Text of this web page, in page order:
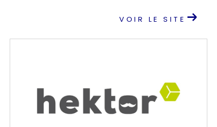
VOIR LE SITE